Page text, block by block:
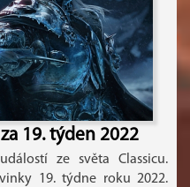
19. týden 2022
ze světa Classicu.
19. týdne roku 2022.